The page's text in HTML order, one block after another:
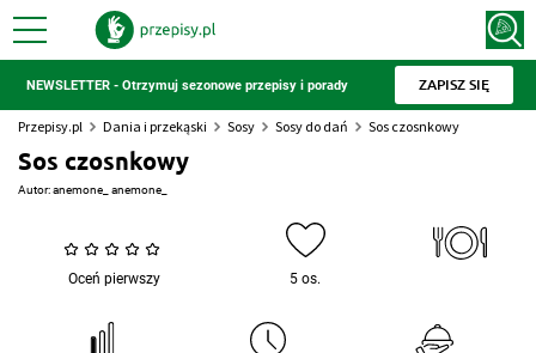
NEWSLETTER - Otrzymuj sezonowe przepisy i porady ZAPISZ SIĘ
Przepisy.pl Dania i przekąski Sosy Sosy do dań Sos czosnkowy
Sos czosnkowy
Autor:anemone_ anemone_
Oceń pierwszy 5 os.